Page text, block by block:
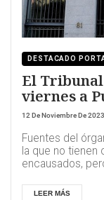
DESTACADO
El
viernes a
12 De Noviembre De 2023
Fuentes del
la que no
encausados,
LEER MÁS